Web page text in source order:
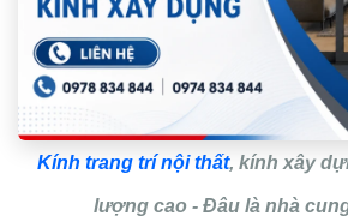
Kính trang trí nội thất, kính xây
lượng cao - Đâu là nhà